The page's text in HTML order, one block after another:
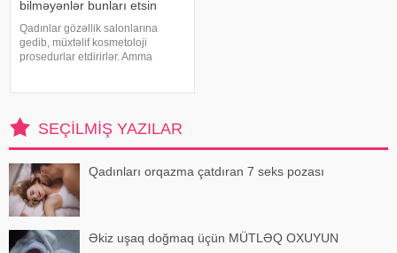
bilməyənlər bunları etsin
Qadınlar gözəllik salonlarına
gedib, müxtəlif kosmetoloji
prosedurlar etdirirlər. Amma
şəraitind
SEÇILMIŞ YAZILAR
Qadınları orqazma çatdıran 7 seks pozası
Əkiz uşaq doğmaq üçün MÜTLƏQ OXUYUN